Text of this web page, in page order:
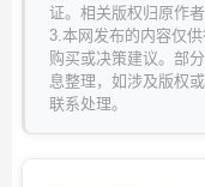
证。相关版权归原作
3.本网发布的内容仅
购买或决策建议。部
息整理，如涉及版权
联系处理。